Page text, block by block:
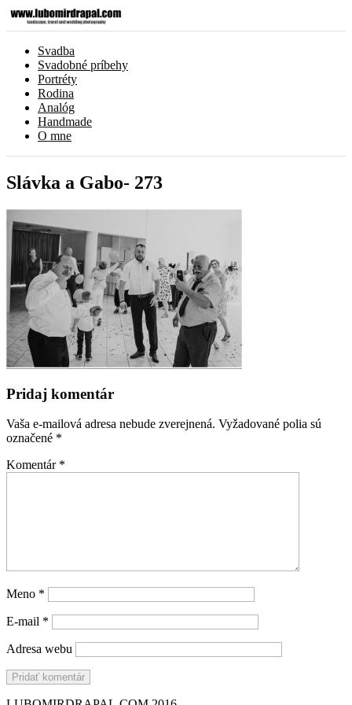
Svadba
Svadobné príbehy
Portréty
Rodina
Analóg
Handmade
O mne
Slávka a Gabo- 273
Pridaj komentár
Vaša e-mailová adresa nebude zverejnená. Vyžadované polia sú
označené *
Komentár *
Meno *
E-mail *
Adresa webu